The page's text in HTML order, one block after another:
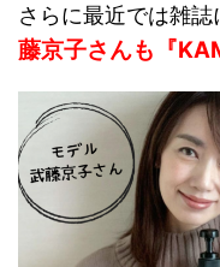
さらに最近では雑誌
藤京子さんも『